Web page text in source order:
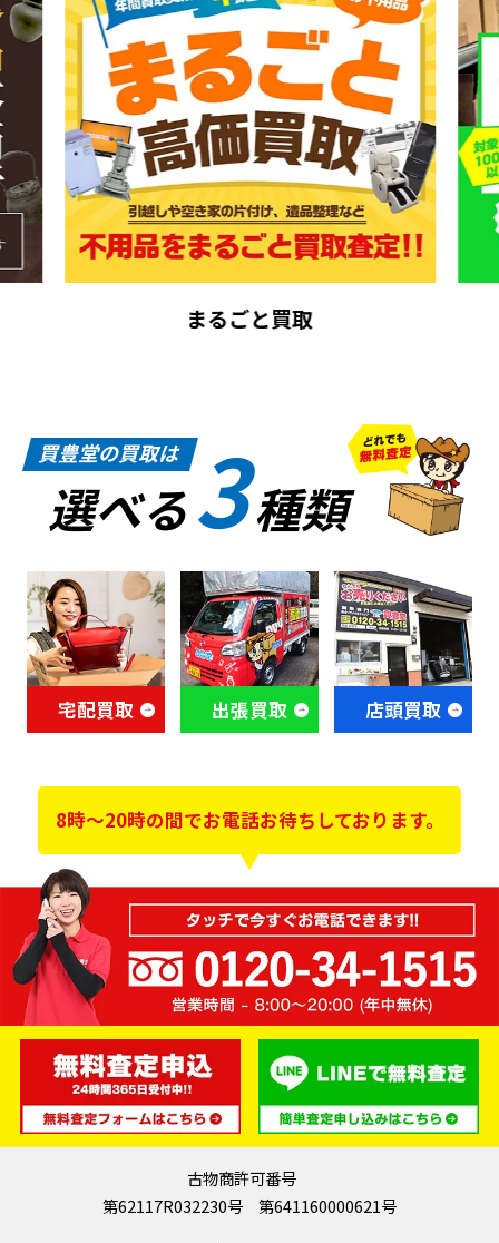
まるごと買取
買豊堂の買取は
選べる3種類
宅配買取 出張買取 店頭買取
8時～20時の間でお電話お待ちしております。
古物商許可番号
第62117R032230号 第641160000621号